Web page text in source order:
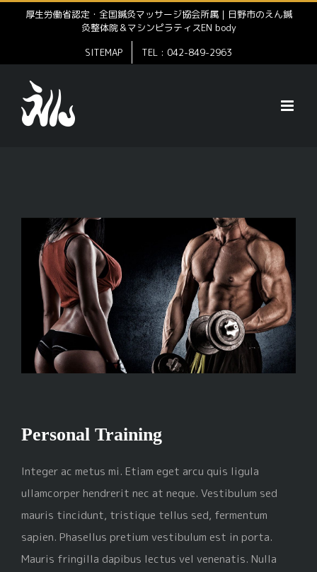
厚生労働省認定・全国鍼灸マッサージ協会所属｜日野市のえん鍼
灸整体院＆マシンピラティスEN body
SITEMAP
TEL : 042-849-2963
Larger
Image
Personal Training
Integer ac metus mi. Etiam eget arcu quis ligula
ullamcorper hendrerit nec at neque. Vestibulum sed
mauris tincidunt, tristique tellus sed, fermentum
sapien. Phasellus pretium vestibulum est in porta.
Mauris fringilla dapibus lectus vel venenatis. Nulla